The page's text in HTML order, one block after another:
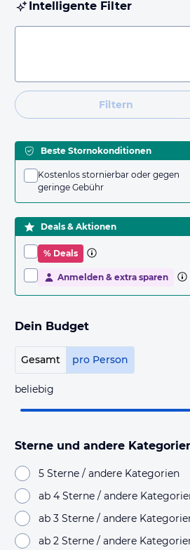
Intelligente Filter
Filtern
Beste Stornokonditionen
Kostenlos stornierbar oder gegen
geringe Gebühr
Deals & Aktionen
% Deals
Anmelden & extra sparen
Dein Budget
Gesamt pro Person
beliebig
Sterne und andere
5 Sterne / andere Kategorien
ab 4 Sterne / andere
ab 3 Sterne / andere
ab 2 Sterne / andere